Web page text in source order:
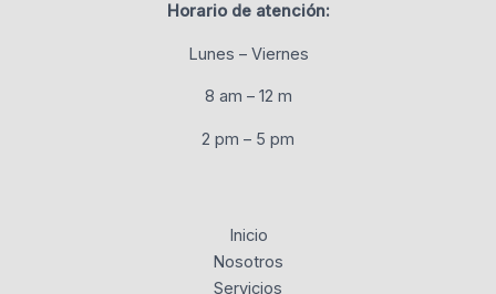
Horario de atención:
Lunes – Viernes
8 am – 12 m
2 pm – 5 pm
Inicio
Nosotros
Servicios